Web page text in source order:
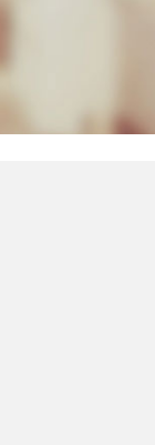
)視窗)
開新視窗)